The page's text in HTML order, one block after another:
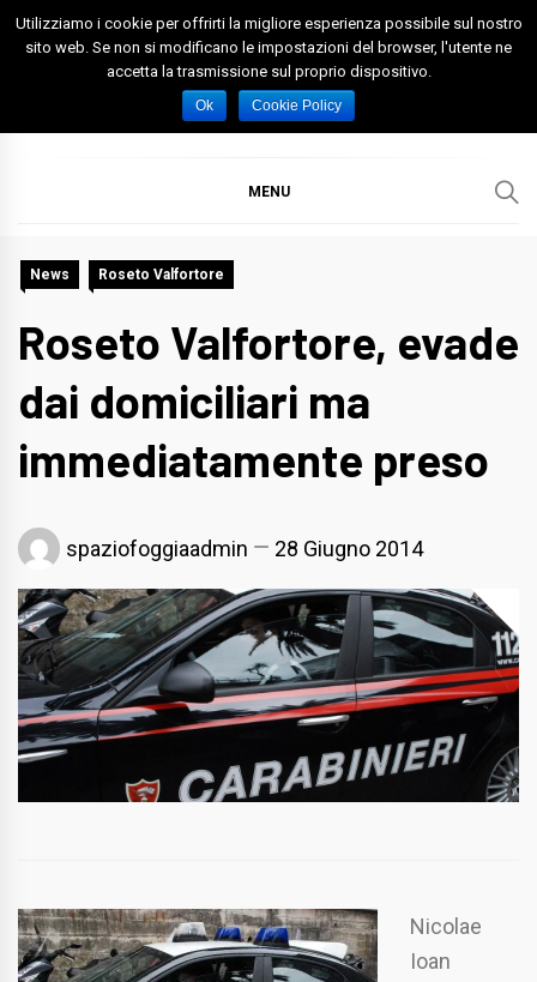
Skip
Spazio Foggia
Foggia News Calcio Eventi e Attività nella Capitanata
MENU
News Roseto Valfortore
Roseto Valfortore, evade
dai domiciliari ma
immediatamente preso
spaziofoggiaadmin 28 Giugno 2014
Nicolae
Ioan
Utilizziamo i cookie per offrirti la migliore esperienza possibile sul nostro
sito web. Se non si modificano le impostazioni del browser, l'utente ne
accetta la trasmissione sul proprio dispositivo.
Ok Cookie Policy